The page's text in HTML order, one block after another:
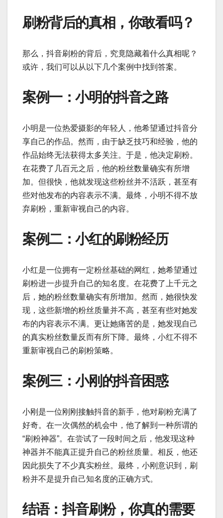
刷粉背后的真相，你敢看吗？
那么，抖音刷粉的背后，究竟隐藏着什么真相呢？
或许，我们可以从以下几个案例中找到答案。
案例一：小明的抖音之路
小明是一位热爱摄影的年轻人，他希望通过抖音分
享自己的作品。然而，由于缺乏技巧和经验，他的
作品始终无法获得太多关注。于是，他决定刷粉。
在花费了几百元之后，他的粉丝数量确实有所增
加。但很快，他就发现这些粉丝并不活跃，甚至有
些对他发布的内容表示不满。最终，小明不得不放
弃刷粉，重新审视自己的内容。
案例二：小红的刷粉经历
小红是一位拥有一定粉丝基础的网红，她希望通过
刷粉进一步提升自己的知名度。在花费了上千元之
后，她的粉丝数量确实有所增加。然而，她很快发
现，这些新增的粉丝质量并不高，甚至有些对她发
布的内容表示不满。更让她痛苦的是，她发现自己
的真实粉丝数量反而有所下降。最终，小红不得不
重新审视自己的刷粉策略。
案例三：小刚的抖音困惑
小刚是一位刚刚接触抖音的新手，他对刷粉充满了
好奇。在一次偶然的机会中，他了解到一种所谓的
“刷粉神器”。在尝试了一段时间之后，他发现这种
神器并不能真正提升自己的粉丝质量。相反，他还
因此损失了不少真实粉丝。最终，小刚意识到，刷
粉并不是提升自己知名度的正确方式。
结语：抖音刷粉，你真的需要